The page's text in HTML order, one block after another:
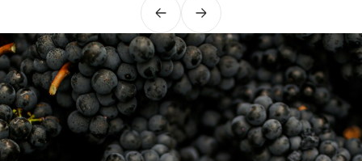
PrécédentSuivant